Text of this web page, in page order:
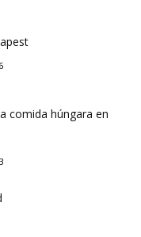
comida húngara en